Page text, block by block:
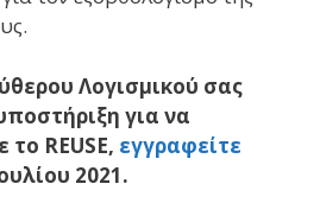
Λογισμικού σας
για να
REUSE, εγγραφείτε
2021.